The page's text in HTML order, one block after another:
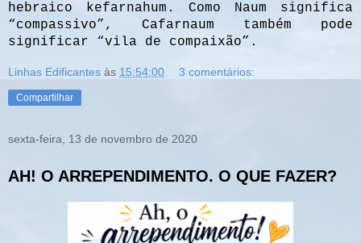
hebraico kefarnahum. Como Naum significa
“compassivo”, Cafarnaum também pode
significar “vila de compaixão”.
Linhas Edificantes às 15:54:00 3 comentários:
Compartilhar
sexta-feira, 13 de novembro de 2020
AH! O ARREPENDIMENTO. O QUE FAZER?